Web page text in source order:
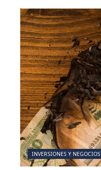
INVERSIONES Y NEGOCIOS